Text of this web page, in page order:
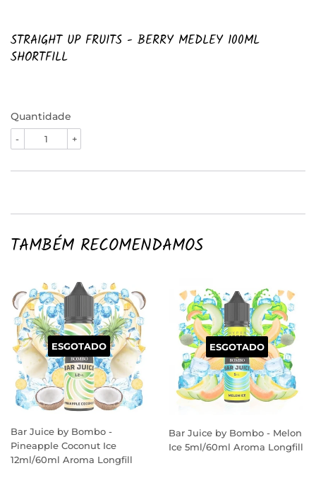
STRAIGHT UP FRUITS - BERRY MEDLEY 100ML
SHORTFILL
Quantidade
+
-
TAMBÉM RECOMENDAMOS
ESGOTADO
Bar Juice by Bombo -
Pineapple Coconut Ice
12ml/60ml Aroma Longfill
ESGOTADO
Bar Juice by Bombo - Melon
Ice 5ml/60ml Aroma Longfill